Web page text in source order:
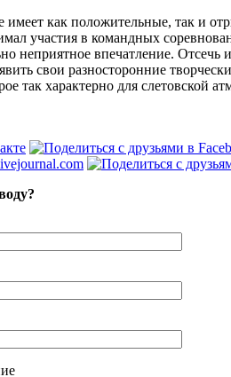
как положительные, так и
участия в командных
неприятное впечатление.
свои разносторонние
так характерно для слетовской